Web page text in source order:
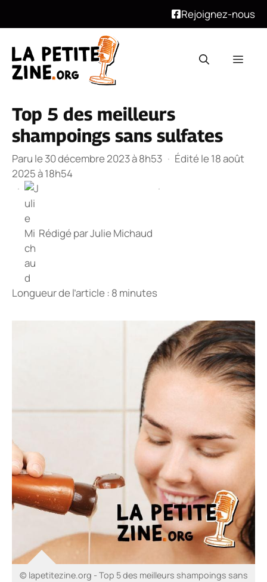
Rejoignez-nous
contenu
Top 5 des meilleurs
shampoings sans sulfates
Paru le 30 décembre 2023 à 8h53 · Édité le 18 août
2025 à 18h54
·
Rédigé parJulie Michaud
·
Longueur de l’article : 8 minutes
© lapetitezine.org - Top 5 des meilleurs shampoings sans